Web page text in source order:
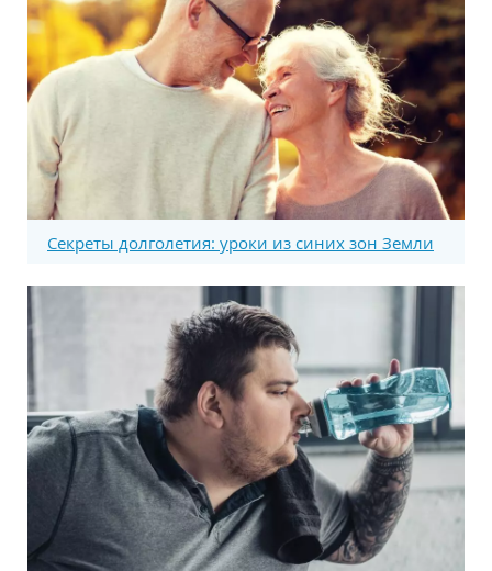
Секреты долголетия: уроки из синих зон Земли